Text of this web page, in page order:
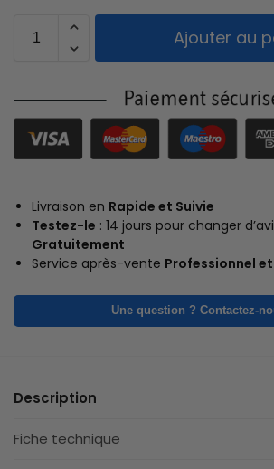
Ajouter au
Livraison en Rapide et Suivie
Testez-le : 14 jours pour changer
Gratuitement
Service après-vente Professionnel
Une question ? Contactez-
Description
Fiche technique